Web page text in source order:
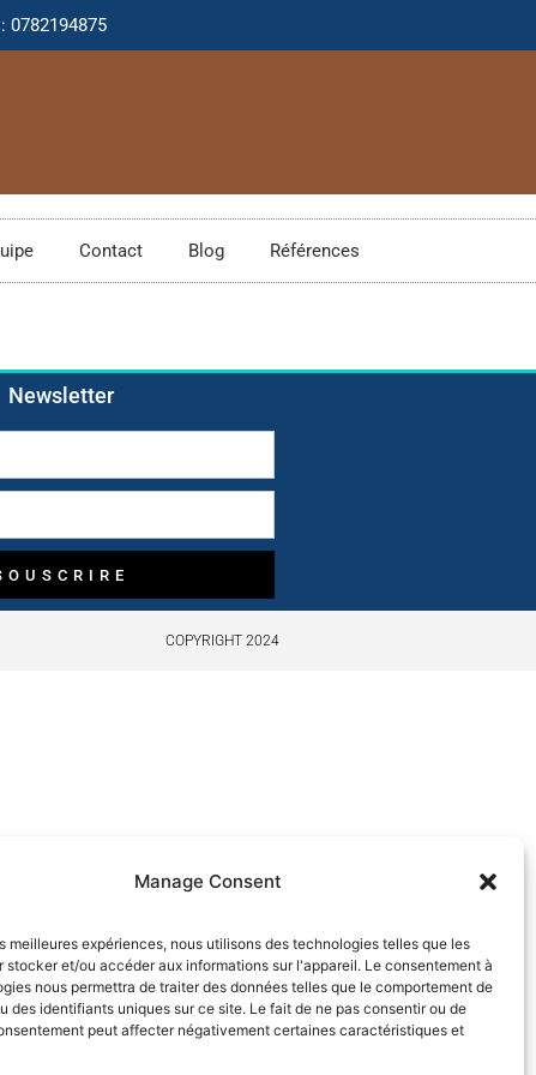
Manage Consent
meilleures expériences, nous utilisons des technologies telles que les
stocker et/ou accéder aux informations sur l'appareil. Le consentement à
nous permettra de traiter des données telles que le comportement de
des identifiants uniques sur ce site. Le fait de ne pas consentir ou de
peut affecter négativement certaines caractéristiques et
0782194875
Contact Blog Références
Newsletter
COPYRIGHT 2024